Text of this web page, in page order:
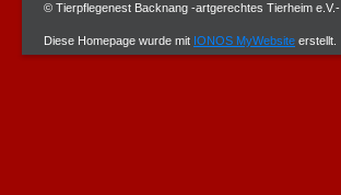
© Tierpflegenest Backnang -artgerechtes Tierheim e.V.-
Diese Homepage wurde mit IONOS MyWebsite erstellt.